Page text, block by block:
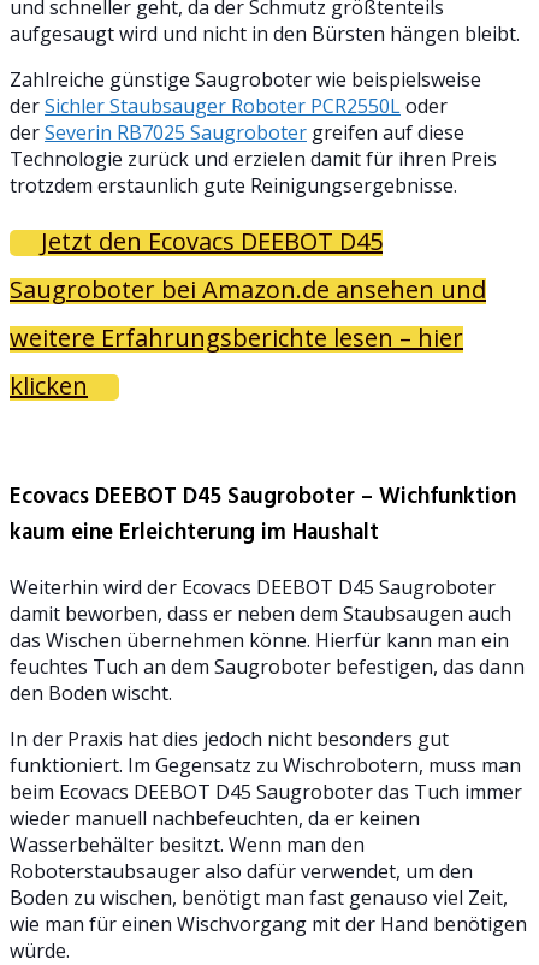
und schneller geht, da der Schmutz größtenteils
aufgesaugt wird und nicht in den Bürsten hängen bleibt.
Zahlreiche günstige Saugroboter wie beispielsweise
derSichler Staubsauger Roboter PCR2550Loder
derSeverin RB7025 Saugroboter greifen auf diese
Technologie zurück und erzielen damit für ihren Preis
trotzdem erstaunlich gute Reinigungsergebnisse.
Jetzt den Ecovacs DEEBOT D45
Saugroboter bei Amazon.de ansehen und
weitere Erfahrungsberichte lesen – hier
klicken
Ecovacs DEEBOT D45 Saugroboter – Wichfunktion
kaum eine Erleichterung im Haushalt
Weiterhin wird der Ecovacs DEEBOT D45 Saugroboter
damit beworben, dass er neben dem Staubsaugen auch
das Wischen übernehmen könne. Hierfür kann man ein
feuchtes Tuch an dem Saugroboter befestigen, das dann
den Boden wischt.
In der Praxis hat dies jedoch nicht besonders gut
funktioniert. Im Gegensatz zu Wischrobotern, muss man
beim Ecovacs DEEBOT D45 Saugroboter das Tuch immer
wieder manuell nachbefeuchten, da er keinen
Wasserbehälter besitzt. Wenn man den
Roboterstaubsauger also dafür verwendet, um den
Boden zu wischen, benötigt man fast genauso viel Zeit,
wie man für einen Wischvorgang mit der Hand benötigen
würde.